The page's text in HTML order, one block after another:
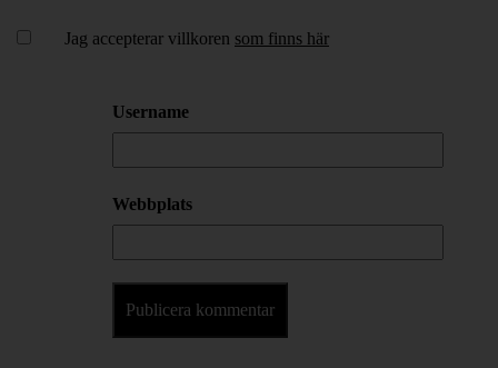
Jag accepterar villkoren som finns här
Username
Webbplats